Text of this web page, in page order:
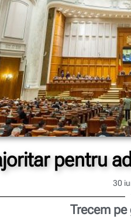
pentru
30
Trecem pe